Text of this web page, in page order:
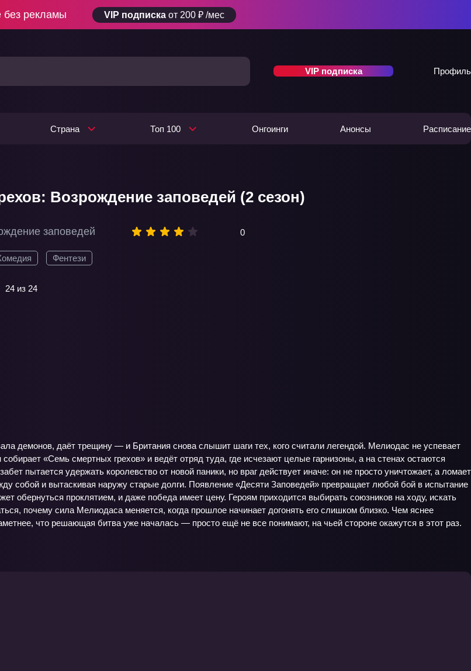
без рекламы VIP подписка от 200 ₽ /мес
VIP подписка Профиль
Страна Топ 100 Онгоинги Анонсы Расписание
Возрождение заповедей (2 сезон)
заповедей 0
Фентези
24 из 24
демонов, даёт трещину — и Британия снова слышит шаги тех, кого считали легендой. Мелиодас не успевает
«Семь смертных грехов» и ведёт отряд туда, где исчезают целые гарнизоны, а на стенах остаются
пытается удержать королевство от новой паники, но враг действует иначе: он не просто уничтожает, а ломает
собой и вытаскивая наружу старые долги. Появление «Десяти Заповедей» превращает любой бой в испытание
обернуться проклятием, и даже победа имеет цену. Героям приходится выбирать союзников на ходу, искать
почему сила Мелиодаса меняется, когда прошлое начинает догонять его слишком близко. Чем яснее
что решающая битва уже началась — просто ещё не все понимают, на чьей стороне окажутся в этот раз.